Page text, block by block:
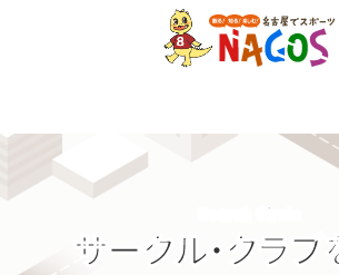
サークル・クラ
Search Circle